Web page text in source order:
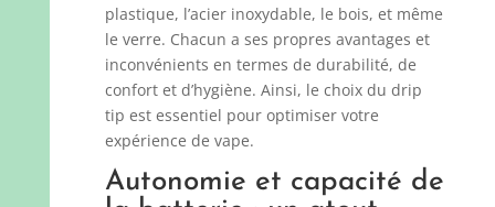
plastique, l’acier inoxydable, le bois, et même
le verre. Chacun a ses propres avantages et
inconvénients en termes de durabilité, de
confort et d’hygiène. Ainsi, le choix du drip
tip est essentiel pour optimiser votre
expérience de vape.
Autonomie et capacité de